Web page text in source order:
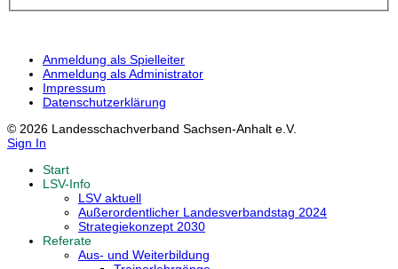
Anmeldung als Spielleiter
Anmeldung als Administrator
Impressum
Datenschutzerklärung
© 2026 Landesschachverband Sachsen-Anhalt e.V.
Sign In
Start
LSV-Info
LSV aktuell
Außerordentlicher Landesverbandstag 2024
Strategiekonzept 2030
Referate
Aus- und Weiterbildung